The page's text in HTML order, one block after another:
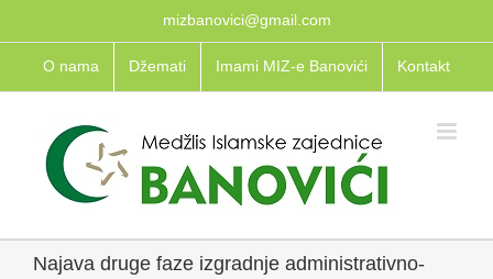
to
content
mizbanovici@gmail.com
O nama Džemati Imami MIZ-e Banovići Kontakt
Najava druge faze izgradnje administrativno-